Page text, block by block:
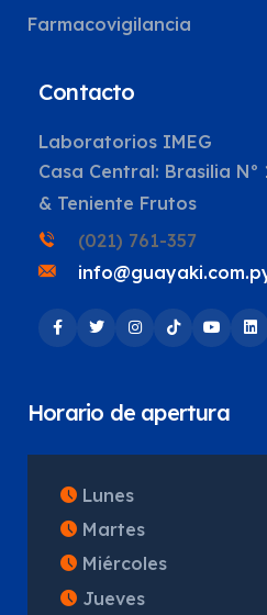
Farmacovigilancia
Contacto
Laboratorios IMEG
Casa Central: Brasilia Nº
& Teniente Frutos
(021) 761-357
Horario de apertura
Lunes
Martes
Miércoles
Jueves